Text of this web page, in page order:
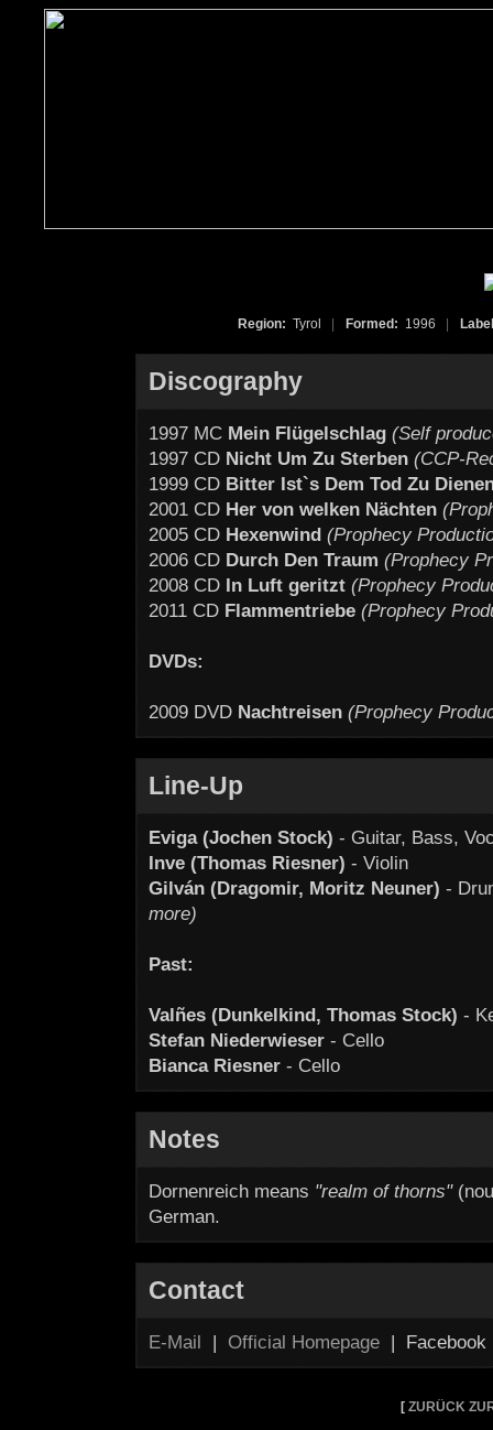
Region: Tyrol Formed: 1996
Discography
1997 MC Mein Flügelschlag (Self
1997 CD Nicht Um Zu Sterben (CCP-
1999 CD Bitter Ist`s Dem Tod Zu
2001 CD Her von welken Nächten
2005 CD Hexenwind (Prophecy
2006 CD Durch Den Traum (Prophecy
2008 CD In Luft geritzt (Prophecy
2011 CD Flammentriebe (Prophecy
DVDs:
2009 DVD Nachtreisen (Prophecy
Line-Up
Eviga (Jochen Stock) - Guitar, Bass,
Inve (Thomas Riesner) - Violin
Gilván (Dragomir, Moritz Neuner) -
more)
Past:
Valñes (Dunkelkind, Thomas Stock) -
Stefan Niederwieser - Cello
Bianca Riesner - Cello
Notes
Dornenreich means "realm of thorns"
German.
Contact
E-Mail | Official Homepage |
[ ZURÜCK